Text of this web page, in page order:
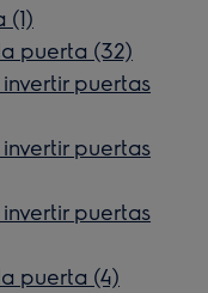
(1)
puerta (32)
puertas
puertas
puertas
puerta (4)